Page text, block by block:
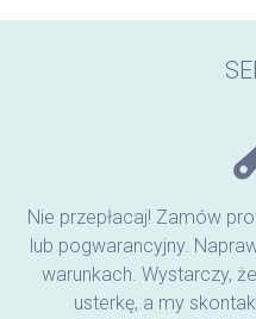
Nie przepłacaj! Zamów
lub pogwarancyjny.
warunkach. Wystarczy,
usterkę, a my